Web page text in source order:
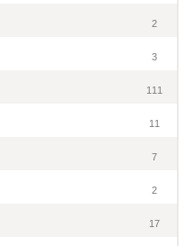
2
3
111
11
7
2
17